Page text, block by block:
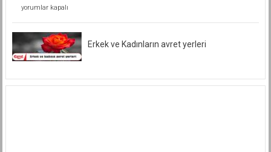
Müslüman’ı;
Münafıklık
Ve
Benzeri
Tabirlerle
İtham
yorumlar kapalı
Erkek ve Kadınların avret yerleri